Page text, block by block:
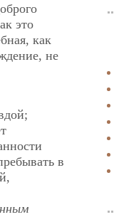
это
как
не
в